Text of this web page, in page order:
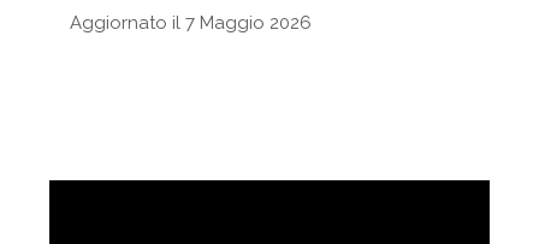
Aggiornato il 7 Maggio 2026